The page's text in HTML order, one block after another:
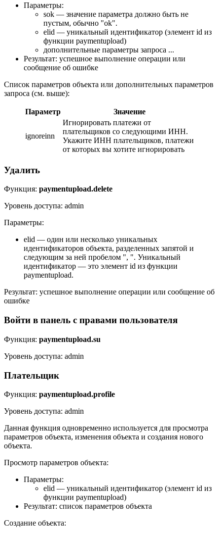
Параметры:
sok — значение параметра должно быть не
пустым, обычно "ok".
elid — уникальный идентификатор (элемент id из
функции paymentupload)
дополнительные параметры запроса ...
Результат: успешное выполнение операции или
сообщение об ошибке
Список параметров объекта или дополнительных параметров
запроса (см. выше):
Параметр Значение
ignoreinn
Игнорировать платежи от
плательщиков со следующими ИНН.
Укажите ИНН плательщиков, платежи
от которых вы хотите игнорировать
Удалить
Функция: paymentupload.delete
Уровень доступа: admin
Параметры:
elid — один или несколько уникальных
идентификаторов объекта, разделенных запятой и
следующим за ней пробелом ", ". Уникальный
идентификатор — это элемент id из функции
paymentupload.
Результат: успешное выполнение операции или сообщение об
ошибке
Войти в панель с правами пользователя
Функция: paymentupload.su
Уровень доступа: admin
Плательщик
Функция: paymentupload.profile
Уровень доступа: admin
Данная функция одновременно используется для просмотра
параметров объекта, изменения объекта и создания нового
объекта.
Просмотр параметров объекта:
Параметры:
elid — уникальный идентификатор (элемент id из
функции paymentupload)
Результат: список параметров объекта
Создание объекта: